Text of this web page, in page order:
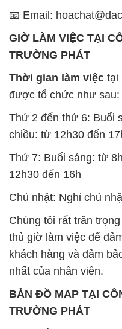
📧 Email:
GIỜ LÀM VIỆC TẠI
TRƯỜNG PHÁT
Thời gian làm việc tại
được tổ chức như sau:
Thứ 2 đến thứ 6: Buổi
chiều: từ 12h30 đến
Thứ 7: Buổi sáng: từ
12h30 đến 16h
Chủ nhật: Nghỉ chủ
Chúng tôi rất trân
thủ giờ làm việc để
khách hàng và đảm
nhất của nhân viên.
BẢN ĐỒ MAP TẠI
TRƯỜNG PHÁT